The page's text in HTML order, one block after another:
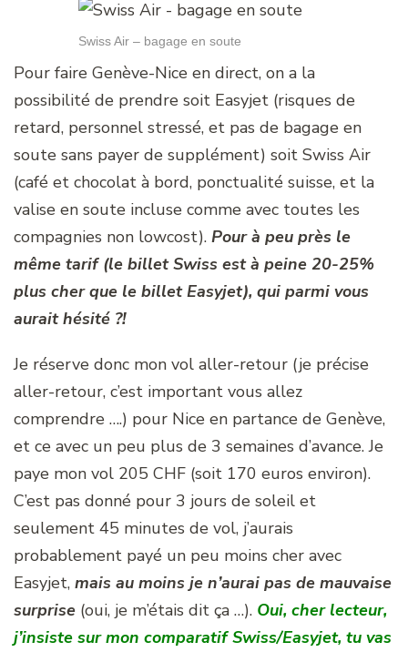
Swiss Air – bagage en soute
Pour faire Genève-Nice en direct, on a la
possibilité de prendre soit Easyjet (risques de
retard, personnel stressé, et pas de bagage en
soute sans payer de supplément) soit Swiss Air
(café et chocolat à bord, ponctualité suisse, et la
valise en soute incluse comme avec toutes les
compagnies non lowcost). Pour à peu près le
même tarif (le billet Swiss est à peine 20-25%
plus cher que le billet Easyjet), qui parmi vous
aurait hésité ?!
Je réserve donc mon vol aller-retour (je précise
aller-retour, c’est important vous allez
comprendre ….) pour Nice en partance de Genève,
et ce avec un peu plus de 3 semaines d’avance. Je
paye mon vol 205 CHF (soit 170 euros environ).
C’est pas donné pour 3 jours de soleil et
seulement 45 minutes de vol, j’aurais
probablement payé un peu moins cher avec
Easyjet, mais au moins je n’aurai pas de mauvaise
surprise (oui, je m’étais dit ça …). Oui, cher lecteur,
j’insiste sur mon comparatif Swiss/Easyjet, tu vas